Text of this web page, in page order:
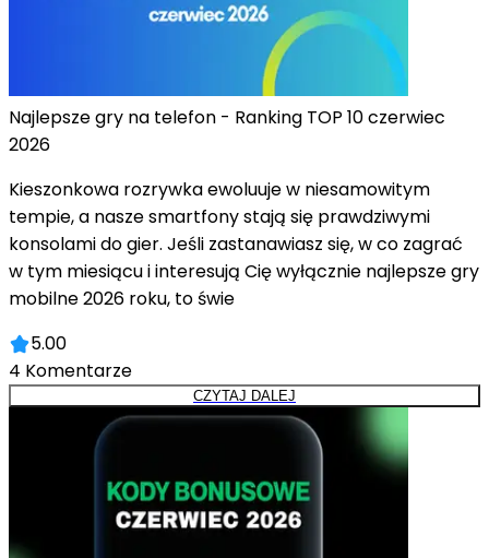
Najlepsze gry na telefon - Ranking TOP 10 czerwiec
2026
Kieszonkowa rozrywka ewoluuje w niesamowitym
tempie, a nasze smartfony stają się prawdziwymi
konsolami do gier. Jeśli zastanawiasz się, w co zagrać
w tym miesiącu i interesują Cię wyłącznie najlepsze gry
mobilne 2026 roku, to świe
5.00
4 Komentarze
CZYTAJ DALEJ